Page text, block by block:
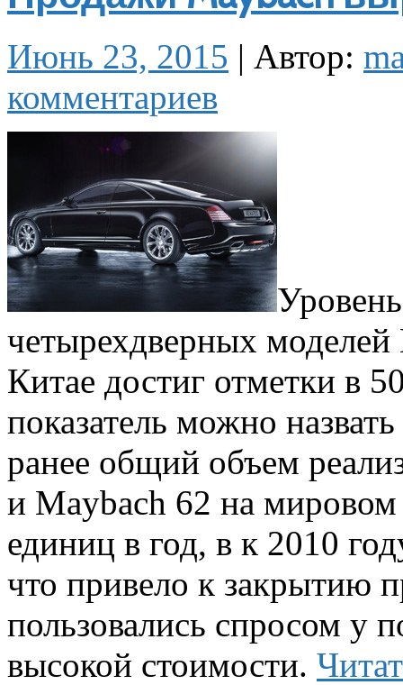
Июнь 23, 2015 | Автор:
комментариев
четырехдверных
Китае достиг отметки в
показатель можно
ранее общий объем
и Maybach 62 на
единиц в год, в к 2010
что привело к закрытию
пользовались спросом у
высокой стоимости.